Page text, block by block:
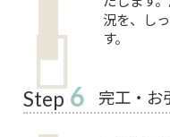
況を、し
す。
Step 6 完工・お